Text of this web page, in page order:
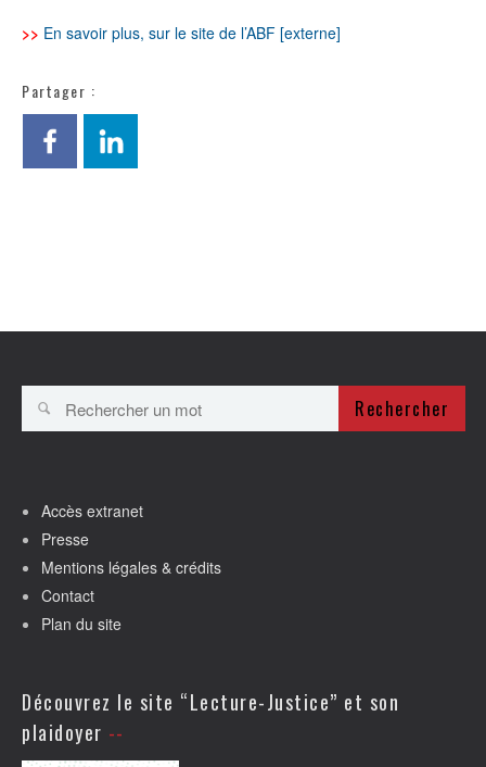
>> En savoir plus, sur le site de l’ABF [externe]
Partager :
Rechercher
Accès extranet
Presse
Mentions légales & crédits
Contact
Plan du site
Découvrez le site “Lecture-Justice” et son
plaidoyer